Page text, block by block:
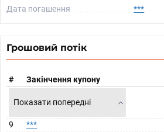
Дата погашення
***
Грошовий потік
# Закінчення купону
Показати попередні
9 ***